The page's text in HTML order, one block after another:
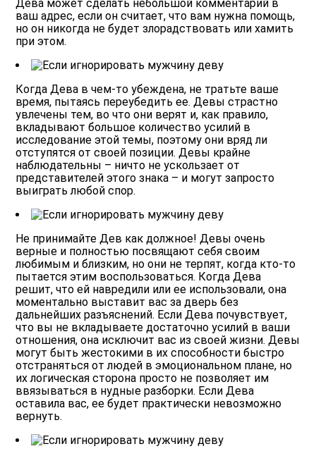
Дева может сделать небольшой комментарий в
ваш адрес, если он считает, что вам нужна помощь,
но он никогда не будет злорадствовать или хамить
при этом.
Когда Дева в чем-то убеждена, не тратьте ваше
время, пытаясь переубедить ее. Девы страстно
увлечены тем, во что они верят и, как правило,
вкладывают большое количество усилий в
исследование этой темы, поэтому они вряд ли
отступятся от своей позиции. Девы крайне
наблюдательны – ничто не ускользает от
представителей этого знака – и могут запросто
выиграть любой спор.
Не принимайте Дев как должное! Девы очень
верные и полностью посвящают себя своим
любимым и близким, но они не терпят, когда кто-то
пытается этим воспользоваться. Когда Дева
решит, что ей навредили или ее использовали, она
моментально выставит вас за дверь без
дальнейших разъяснений. Если Дева почувствует,
что вы не вкладываете достаточно усилий в ваши
отношения, она исключит вас из своей жизни. Девы
могут быть жестокими в их способности быстро
отстраняться от людей в эмоциональном плане, но
их логическая сторона просто не позволяет им
ввязываться в нудные разборки. Если Дева
оставила вас, ее будет практически невозможно
вернуть.